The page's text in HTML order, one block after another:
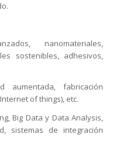
nanomateriales,
sostenibles, adhesivos,
aumentada, fabricación
of things), etc.
Big Data y Data Analysis,
sistemas de integración